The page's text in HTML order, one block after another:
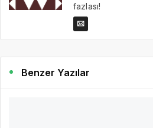
fazlası!
Benzer Yazılar